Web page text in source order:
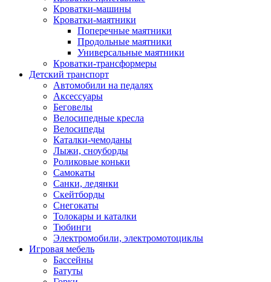
Кроватки-машины
Кроватки-маятники
Поперечные маятники
Продольные маятники
Универсальные маятники
Кроватки-трансформеры
Детский транспорт
Автомобили на педалях
Аксессуары
Беговелы
Велосипедные кресла
Велосипеды
Каталки-чемоданы
Лыжи, сноуборды
Роликовые коньки
Самокаты
Санки, ледянки
Скейтборды
Снегокаты
Толокары и каталки
Тюбинги
Электромобили, электромотоциклы
Игровая мебель
Бассейны
Батуты